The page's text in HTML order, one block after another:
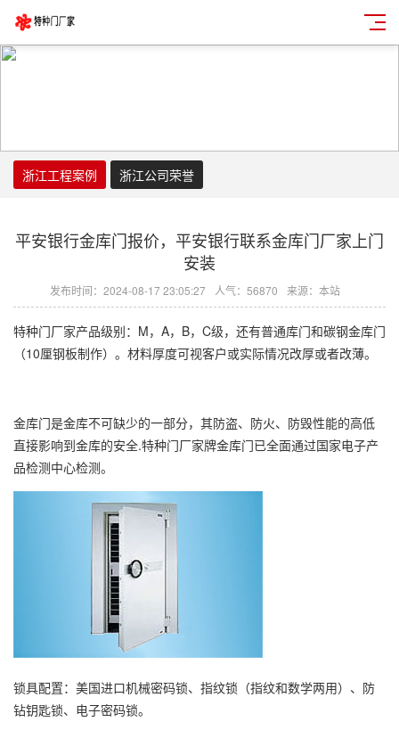
浙江工程案例 浙江公司荣誉
平安银行金库门报价，平安银行联系金库门厂家上门
安装
发布时间：2024-08-17 23:05:27 人气：56870 来源：本站
特种门厂家产品级别：M，A，B，C级，还有普通库门和碳钢金库门
（10厘钢板制作）。材料厚度可视客户或实际情况改厚或者改薄。
金库门是金库不可缺少的一部分，其防盗、防火、防毁性能的高低
直接影响到金库的安全.特种门厂家牌金库门已全面通过国家电子产
品检测中心检测。
锁具配置：美国进口机械密码锁、指纹锁（指纹和数学两用）、防
钻钥匙锁、电子密码锁。